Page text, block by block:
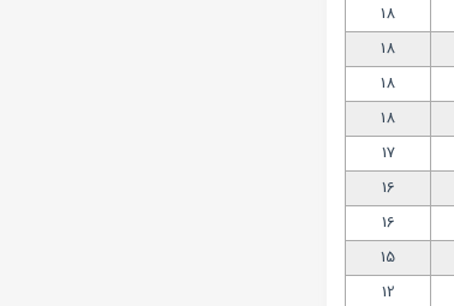
18
18
18
18
17
16
16
15
12